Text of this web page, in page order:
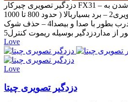
دزدگیر تصویری چیرکار FX31 – انتخاب عملکردها با وارد شدن به
منوی ریموت کنترل تصویری2 – برد بسیاربالا ( حدود 800 تا 1000
متر )3 – قفل وبازکردن درب بطور با صدا و بیصدا4 – حذف شوک
Love
Love
دزدگیر تصویری چیتا